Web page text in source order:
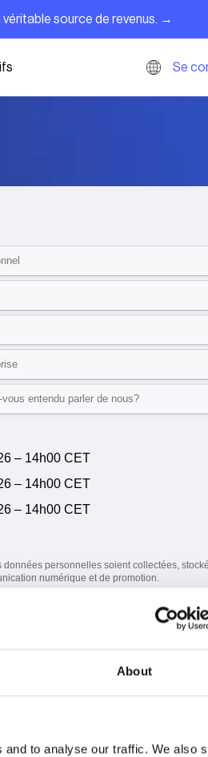
About
to analyse our traffic. We also
source de revenus. →
Se